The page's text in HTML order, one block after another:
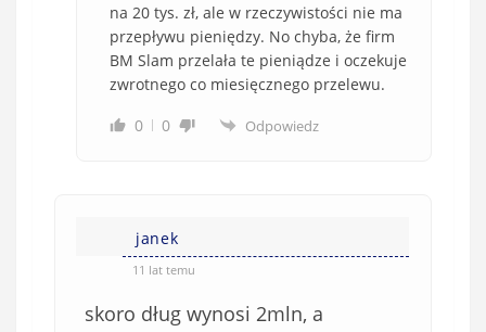
na 20 tys. zł, ale w rzeczywistości nie ma
przepływu pieniędzy. No chyba, że firm
BM Slam przelała te pieniądze i oczekuje
zwrotnego co miesięcznego przelewu.
0
0 Odpowiedz
janek
11 lat temu
skoro dług wynosi 2mln, a